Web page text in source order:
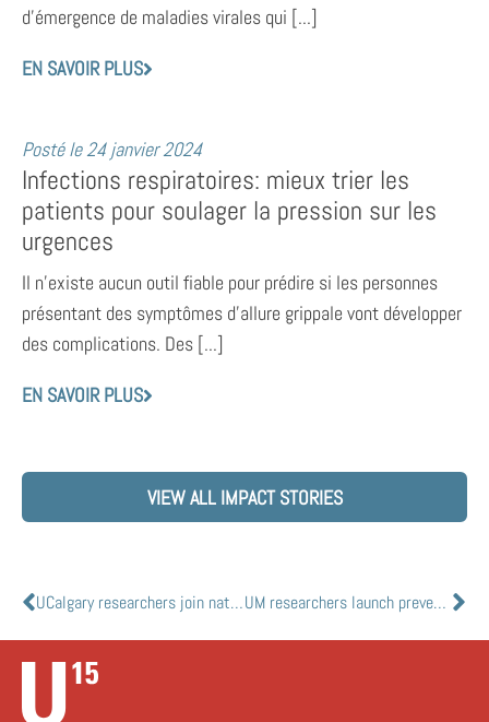
d’émergence de maladies virales qui [...]
EN SAVOIR PLUS
Posté le 24 janvier 2024
Infections respiratoires: mieux trier les
patients pour soulager la pression sur les
urgences
Il n’existe aucun outil fiable pour prédire si les personnes
présentant des symptômes d’allure grippale vont développer
des complications. Des [...]
EN SAVOIR PLUS
VIEW ALL IMPACT STORIES
UCalgary researchers join national effort to use plasma as a treatment for COVID-19 UM researchers launch preventative drug trial for health-care workers at risk of COVID-19